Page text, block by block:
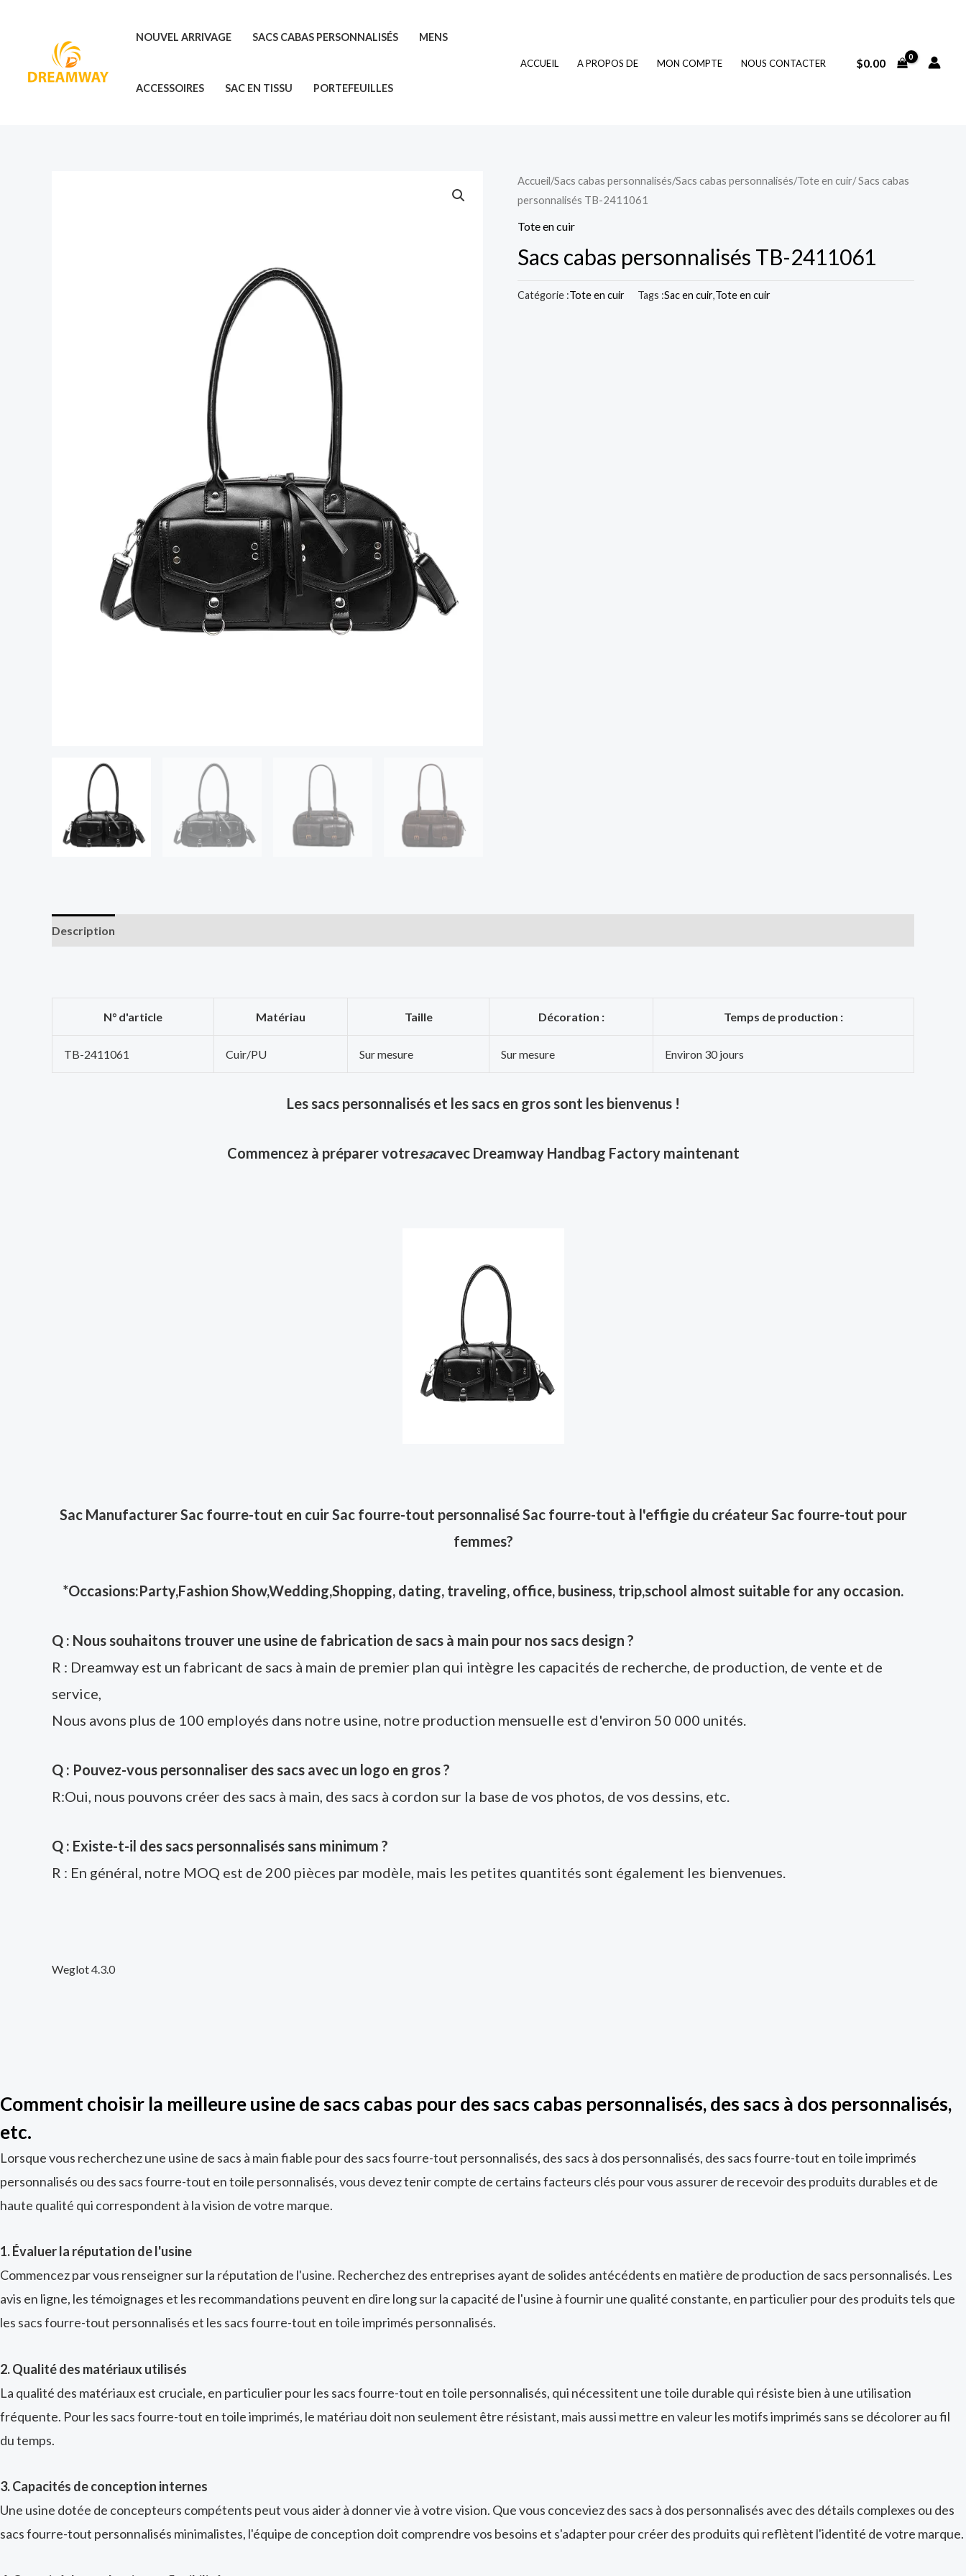
NOUVEL ARRIVAGE SACS CABAS PERSONNALISÉS MENS
ACCESSOIRES SAC EN TISSU PORTEFEUILLES
ACCUEIL A PROPOS DE MON COMPTE NOUS CONTACTER $0.00
Accueil/Sacs cabas personnalisés/Sacs cabas personnalisés/Tote en cuir/ Sacs cabas
personnalisés TB-2411061
Tote en cuir
Sacs cabas personnalisés TB-2411061
Catégorie :Tote en cuir Tags :Sac en cuir,Tote en cuir
Description
N° d'article Matériau Taille Décoration : Temps de production :
TB-2411061 Cuir/PU Sur mesure Sur mesure Environ 30 jours
Les sacs personnalisés et les sacs en gros sont les bienvenus !
Commencez à préparer votresacavec Dreamway Handbag Factory maintenant
Sac Manufacturer Sac fourre-tout en cuir Sac fourre-tout personnalisé Sac fourre-tout à l'effigie du créateur Sac fourre-tout pour
femmes?
*Occasions:Party,Fashion Show,Wedding,Shopping, dating, traveling, office, business, trip,school almost suitable for any occasion.
Q : Nous souhaitons trouver une usine de fabrication de sacs à main pour nos sacs design ?
R : Dreamway est un fabricant de sacs à main de premier plan qui intègre les capacités de recherche, de production, de vente et de
service,
Nous avons plus de 100 employés dans notre usine, notre production mensuelle est d'environ 50 000 unités.
Q : Pouvez-vous personnaliser des sacs avec un logo en gros ?
R:Oui, nous pouvons créer des sacs à main, des sacs à cordon sur la base de vos photos, de vos dessins, etc.
Q : Existe-t-il des sacs personnalisés sans minimum ?
R : En général, notre MOQ est de 200 pièces par modèle, mais les petites quantités sont également les bienvenues.
Weglot 4.3.0
Comment choisir la meilleure usine de sacs cabas pour des sacs cabas personnalisés, des sacs à dos personnalisés,
etc.
Lorsque vous recherchez une usine de sacs à main fiable pour des sacs fourre-tout personnalisés, des sacs à dos personnalisés, des sacs fourre-tout en toile imprimés
personnalisés ou des sacs fourre-tout en toile personnalisés, vous devez tenir compte de certains facteurs clés pour vous assurer de recevoir des produits durables et de
haute qualité qui correspondent à la vision de votre marque.
1. Évaluer la réputation de l'usine
Commencez par vous renseigner sur la réputation de l'usine. Recherchez des entreprises ayant de solides antécédents en matière de production de sacs personnalisés. Les
avis en ligne, les témoignages et les recommandations peuvent en dire long sur la capacité de l'usine à fournir une qualité constante, en particulier pour des produits tels que
les sacs fourre-tout personnalisés et les sacs fourre-tout en toile imprimés personnalisés.
2. Qualité des matériaux utilisés
La qualité des matériaux est cruciale, en particulier pour les sacs fourre-tout en toile personnalisés, qui nécessitent une toile durable qui résiste bien à une utilisation
fréquente. Pour les sacs fourre-tout en toile imprimés, le matériau doit non seulement être résistant, mais aussi mettre en valeur les motifs imprimés sans se décolorer au fil
du temps.
3. Capacités de conception internes
Une usine dotée de concepteurs compétents peut vous aider à donner vie à votre vision. Que vous conceviez des sacs à dos personnalisés avec des détails complexes ou des
sacs fourre-tout personnalisés minimalistes, l'équipe de conception doit comprendre vos besoins et s'adapter pour créer des produits qui reflètent l'identité de votre marque.